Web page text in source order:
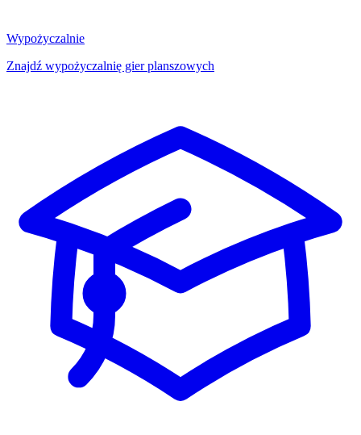
Wypożyczalnie
Znajdź wypożyczalnię gier planszowych